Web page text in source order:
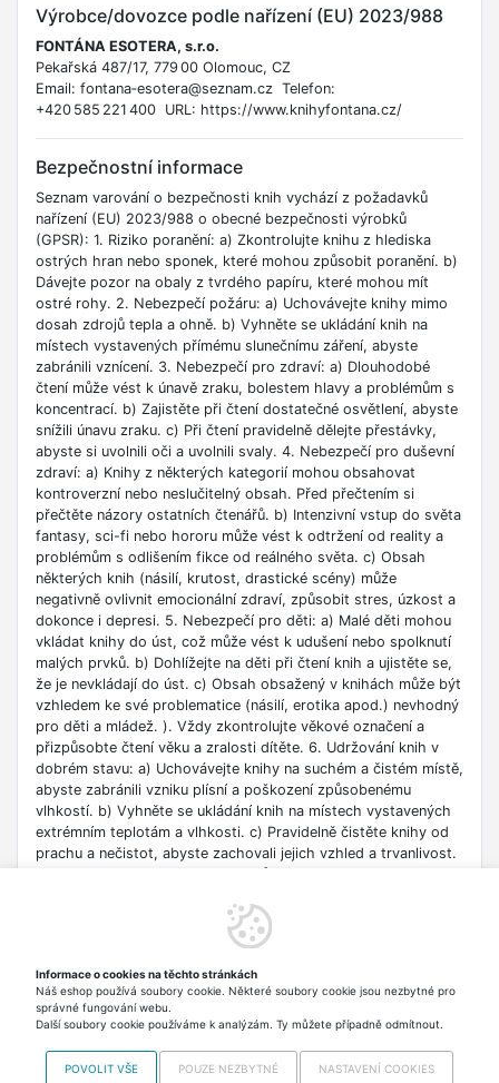
Výrobce/dovozce podle nařízení (EU) 2023/988
FONTÁNA ESOTERA, s.r.o.
Pekařská 487/17, 779 00 Olomouc, CZ
Email: fontana‑esotera@seznam.cz Telefon:
+420 585 221 400 URL: https://www.knihyfontana.cz/
Bezpečnostní informace
Seznam varování o bezpečnosti knih vychází z požadavků
nařízení (EU) 2023/988 o obecné bezpečnosti výrobků
(GPSR): 1. Riziko poranění: a) Zkontrolujte knihu z hlediska
ostrých hran nebo sponek, které mohou způsobit poranění. b)
Dávejte pozor na obaly z tvrdého papíru, které mohou mít
ostré rohy. 2. Nebezpečí požáru: a) Uchovávejte knihy mimo
dosah zdrojů tepla a ohně. b) Vyhněte se ukládání knih na
místech vystavených přímému slunečnímu záření, abyste
zabránili vznícení. 3. Nebezpečí pro zdraví: a) Dlouhodobé
čtení může vést k únavě zraku, bolestem hlavy a problémům s
koncentrací. b) Zajistěte při čtení dostatečné osvětlení, abyste
snížili únavu zraku. c) Při čtení pravidelně dělejte přestávky,
abyste si uvolnili oči a uvolnili svaly. 4. Nebezpečí pro duševní
zdraví: a) Knihy z některých kategorií mohou obsahovat
kontroverzní nebo neslučitelný obsah. Před přečtením si
přečtěte názory ostatních čtenářů. b) Intenzivní vstup do světa
fantasy, sci-fi nebo hororu může vést k odtržení od reality a
problémům s odlišením fikce od reálného světa. c) Obsah
některých knih (násilí, krutost, drastické scény) může
negativně ovlivnit emocionální zdraví, způsobit stres, úzkost a
dokonce i depresi. 5. Nebezpečí pro děti: a) Malé děti mohou
vkládat knihy do úst, což může vést k udušení nebo spolknutí
malých prvků. b) Dohlížejte na děti při čtení knih a ujistěte se,
že je nevkládají do úst. c) Obsah obsažený v knihách může být
vzhledem ke své problematice (násilí, erotika apod.) nevhodný
pro děti a mládež. ). Vždy zkontrolujte věkové označení a
přizpůsobte čtení věku a zralosti dítěte. 6. Udržování knih v
dobrém stavu: a) Uchovávejte knihy na suchém a čistém místě,
abyste zabránili vzniku plísní a poškození způsobenému
vlhkostí. b) Vyhněte se ukládání knih na místech vystavených
extrémním teplotám a vlhkosti. c) Pravidelně čistěte knihy od
prachu a nečistot, abyste zachovali jejich vzhled a trvanlivost.
vzdělávací nebo profesní účely. b) Věnujte pozornost datu
vydání, protože znalosti v některých oblastech se rychle
zdrojů uvedených v knize buďte opatrní a dodržujte pravidla
bezpečnosti na síti. 8. Autorská práva: a) Dodržujte autorská
práva obsahu zpřístupněného v knize.
Informace o cookies na těchto stránkách
Náš eshop používá soubory cookie. Některé soubory cookie jsou nezbytné pro
správné fungování webu.
Další soubory cookie používáme k analýzám. Ty můžete případně odmítnout.
POVOLIT VŠE POUZE NEZBYTNÉ NASTAVENÍ COOKIES